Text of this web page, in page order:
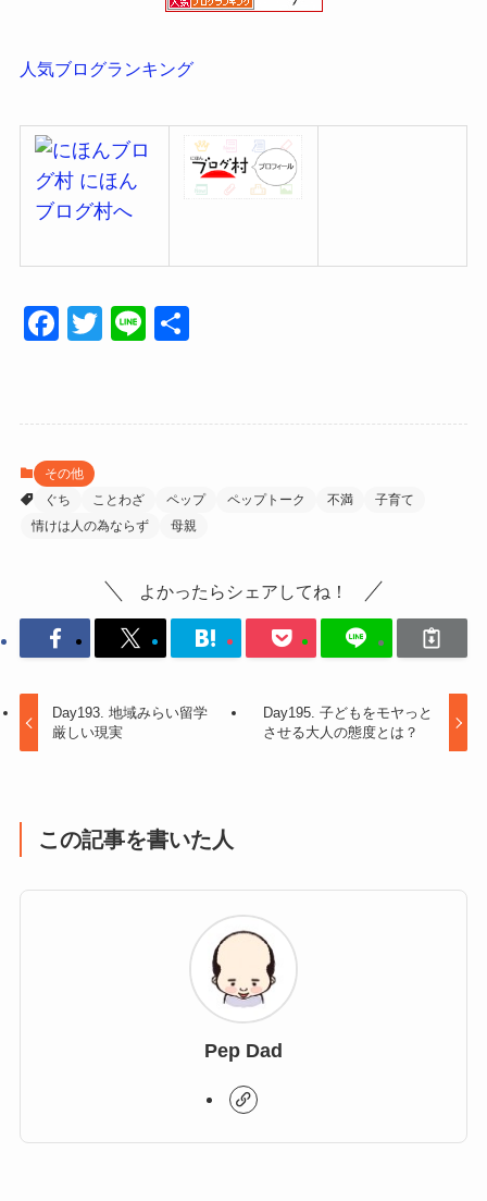
人気ブログランキング
F
e
b
o
o
T
er
Li
その他
ぐち
ことわざ ペップ ペップトーク 不満
子育て
情けは人の為ならず
母親
よかったらシェアしてね！
Day193. 地域みらい留学
厳しい現実
Day195. 子どもをモヤっと
させる大人の態度とは？
この記事を書いた人
Pep Dad